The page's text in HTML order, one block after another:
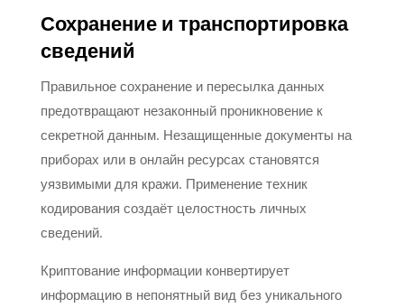
Сохранение и транспортировка
сведений
Правильное сохранение и пересылка данных
предотвращают незаконный проникновение к
секретной данным. Незащищенные документы на
приборах или в онлайн ресурсах становятся
уязвимыми для кражи. Применение техник
кодирования создаёт целостность личных
сведений.
Криптование информации конвертирует
информацию в непонятный вид без уникального